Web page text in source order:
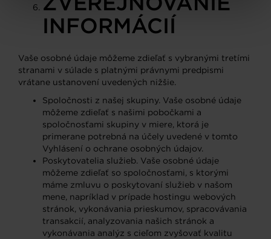
INFORMÁCIÍ
Vaše osobné údaje môžeme zdieľať s vybranými tretími
stranami v súlade s platnými právnymi predpismi
vrátane ustanovení uvedených nižšie.
Spoločnosti z našej skupiny. Vaše osobné údaje
môžeme zdieľať s našimi pobočkami a
spoločnosťami skupiny v miere, ktorá je
primerane potrebná na účely uvedené v tomto
Vyhlásení o ochrane osobných údajov.
Poskytovatelia služieb. Vaše osobné údaje
môžeme zdieľať so spoločnosťami, s ktorými
máme zmluvu o poskytovaní služieb v našom
mene, napríklad v prípade hostingu webových
stránok, vykonávania prieskumov, spracovávania
transakcií, analyzovania našich stránok a
vykonávania analýz s cieľom zvyšovať kvalitu